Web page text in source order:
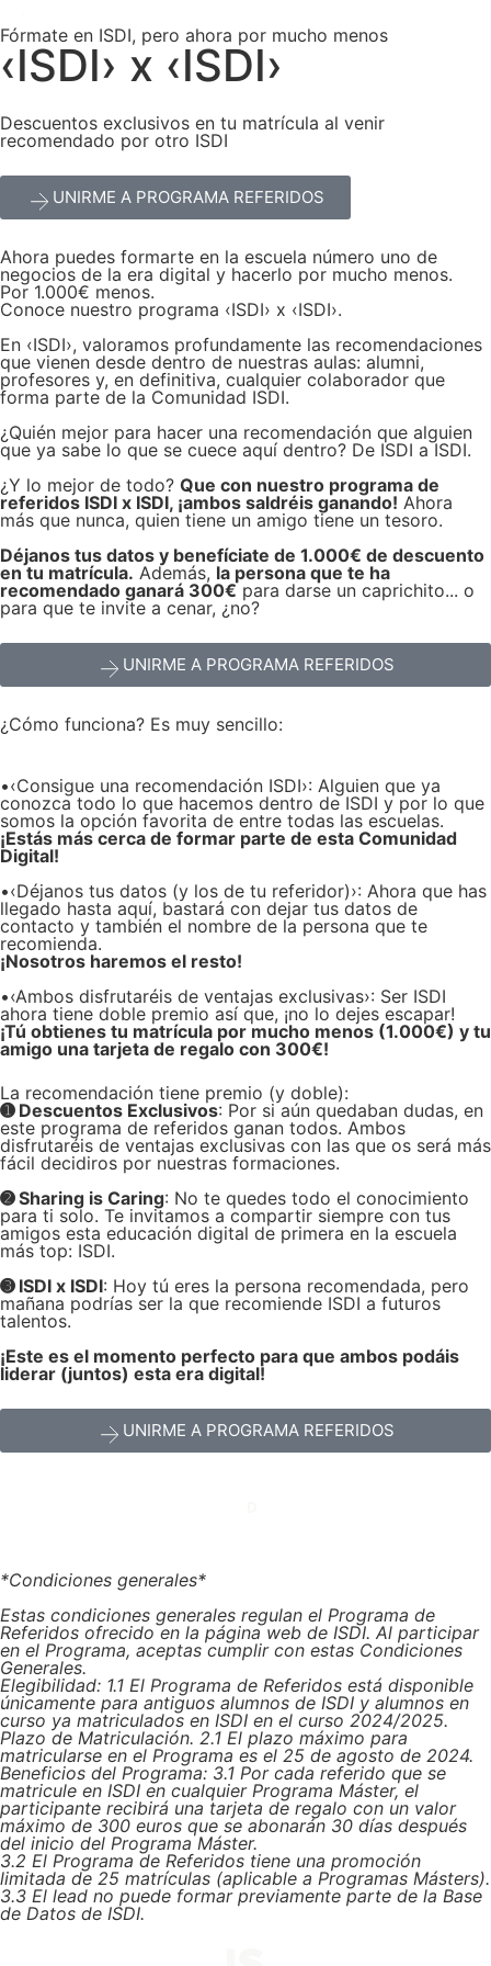
Fórmate en ISDI, pero ahora por mucho menos
‹ISDI› x ‹ISDI›
Descuentos exclusivos en tu matrícula al venir
recomendado por otro ISDI
UNIRME A PROGRAMA REFERIDOS
Ahora puedes formarte en la escuela número uno de
negocios de la era digital y hacerlo por mucho menos.
Por 1.000€ menos.
Conoce nuestro programa ‹ISDI› x ‹ISDI›.
En ‹ISDI›, valoramos profundamente las recomendaciones
que vienen desde dentro de nuestras aulas: alumni,
profesores y, en definitiva, cualquier colaborador que
forma parte de la Comunidad ISDI.
¿Quién mejor para hacer una recomendación que alguien
que ya sabe lo que se cuece aquí dentro? De ISDI a ISDI.
¿Y lo mejor de todo? Que con nuestro programa de
referidos ISDI x ISDI, ¡ambos saldréis ganando! Ahora
más que nunca, quien tiene un amigo tiene un tesoro.
Déjanos tus datos y benefíciate de 1.000€ de descuento
en tu matrícula. Además, la persona que te ha
recomendado ganará 300€para darse un caprichito... o
para que te invite a cenar, ¿no?
UNIRME A PROGRAMA REFERIDOS
¿Cómo funciona? Es muy sencillo:
•‹Consigue una recomendación ISDI›: Alguien que ya
conozca todo lo que hacemos dentro de ISDI y por lo que
somos la opción favorita de entre todas las escuelas.
¡Estás más cerca de formar parte de esta Comunidad
Digital!
•‹Déjanos tus datos (y los de tu referidor)›: Ahora que has
llegado hasta aquí, bastará con dejar tus datos de
contacto y también el nombre de la persona que te
recomienda.
¡Nosotros haremos el resto!
•‹Ambos disfrutaréis de ventajas exclusivas›: Ser ISDI
ahora tiene doble premio así que, ¡no lo dejes escapar!
¡Tú obtienes tu matrícula por mucho menos (1.000€) y tu
amigo una tarjeta de regalo con 300€!
La recomendación tiene premio (y doble):
➊ Descuentos Exclusivos: Por si aún quedaban dudas, en
este programa de referidos ganan todos. Ambos
disfrutaréis de ventajas exclusivas con las que os será más
fácil decidiros por nuestras formaciones.
➋ Sharing is Caring: No te quedes todo el conocimiento
para ti solo. Te invitamos a compartir siempre con tus
amigos esta educación digital de primera en la escuela
más top: ISDI.
➌ ISDI x ISDI: Hoy tú eres la persona recomendada, pero
mañana podrías ser la que recomiende ISDI a futuros
talentos.
¡Este es el momento perfecto para que ambos podáis
liderar (juntos) esta era digital!
UNIRME A PROGRAMA REFERIDOS
*Condiciones generales*
Estas condiciones generales regulan el Programa de
Referidos ofrecido en la página web de ISDI. Al participar
en el Programa, aceptas cumplir con estas Condiciones
Generales.
Elegibilidad: 1.1 El Programa de Referidos está disponible
únicamente para antiguos alumnos de ISDI y alumnos en
curso ya matriculados en ISDI en el curso 2024/2025.
Plazo de Matriculación. 2.1 El plazo máximo para
matricularse en el Programa es el 25 de agosto de 2024.
Beneficios del Programa: 3.1 Por cada referido que se
matricule en ISDI en cualquier Programa Máster, el
participante recibirá una tarjeta de regalo con un valor
máximo de 300 euros que se abonarán 30 días después
del inicio del Programa Máster.
3.2 El Programa de Referidos tiene una promoción
limitada de 25 matrículas (aplicable a Programas Másters).
3.3 El lead no puede formar previamente parte de la Base
de Datos de ISDI.